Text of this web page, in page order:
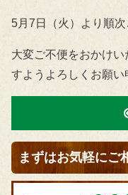
5月7日（火）より順
大変ご不便をおかけ
すようよろしくお願い
まずはお気軽にご